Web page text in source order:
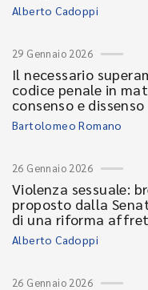
Alberto Cadoppi
29 Gennaio 2026
Il necessario
codice penale in
consenso e dissenso
Bartolomeo Romano
26 Gennaio 2026
Violenza sessuale:
proposto dalla
di una riforma
Alberto Cadoppi
26 Gennaio 2026